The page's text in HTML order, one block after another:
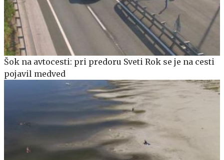
Šok na avtocesti: pri predoru Sveti Rok se je na cesti
pojavil medved